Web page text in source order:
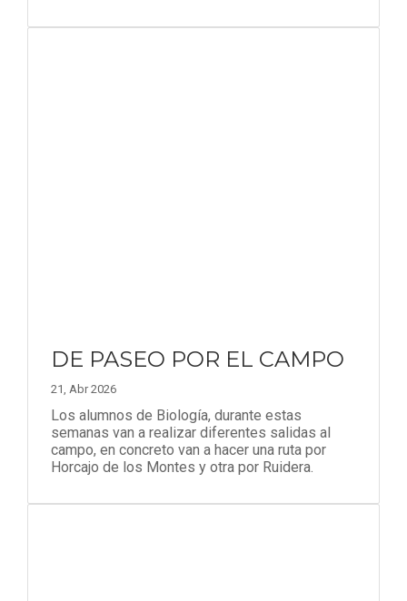
DE PASEO POR EL CAMPO
21, Abr 2026
Los alumnos de Biología, durante estas
semanas van a realizar diferentes salidas al
campo, en concreto van a hacer una ruta por
Horcajo de los Montes y otra por Ruidera.